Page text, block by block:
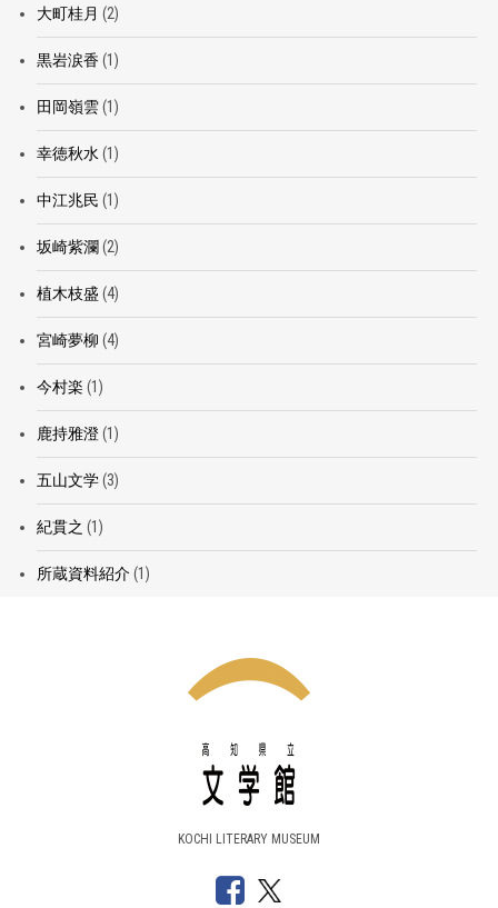
大町桂月 (2)
黒岩涙香(1)
田岡嶺雲(1)
幸徳秋水 (1)
中江兆民 (1)
坂崎紫瀾 (2)
植木枝盛 (4)
宮崎夢柳 (4)
今村楽 (1)
鹿持雅澄(1)
五山文学(3)
紀貫之 (1)
所蔵資料紹介(1)
KOCHI LITERARY MUSEUM